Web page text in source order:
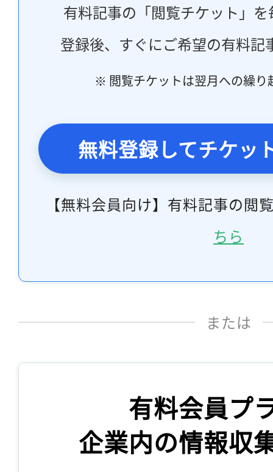
有料記事の「閲覧チケット」
登録後、すぐにご希望の有料記
※ 閲覧チケットは翌月への繰り
無料登録してチケッ
【無料会員向け】有料記事の閲
ちら
または
有料会員プ
企業内の情報収